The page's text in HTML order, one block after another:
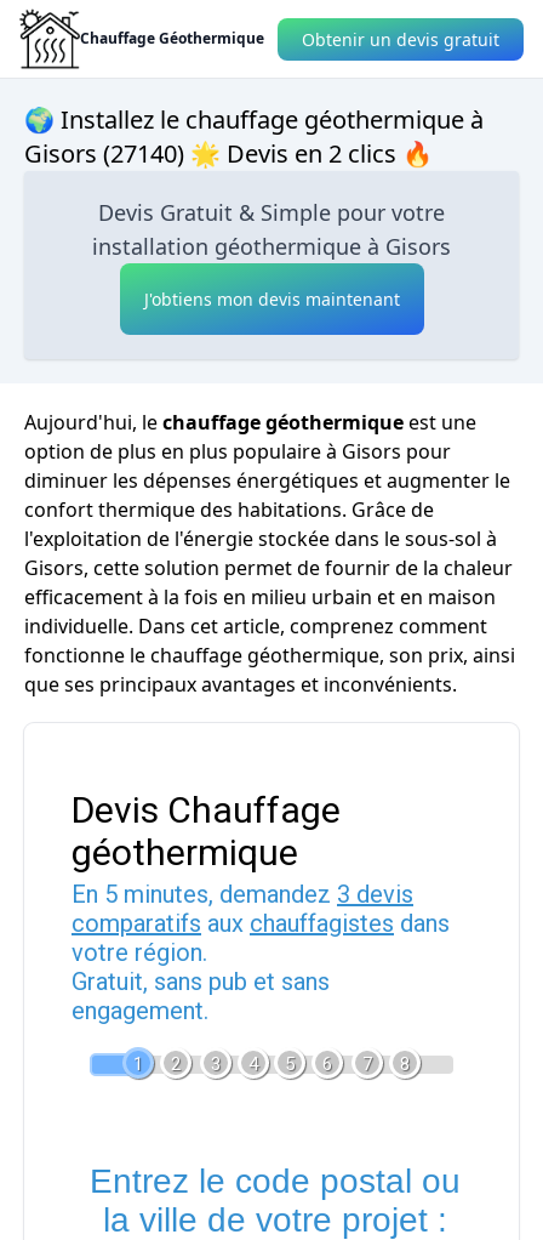
Chauffage Géothermique Obtenir un devis gratuit
🌍 Installez le chauffage géothermique à
Gisors (27140) 🌟 Devis en 2 clics 🔥
Devis Gratuit & Simple pour votre
installation géothermique à Gisors
J'obtiens mon devis maintenant
Aujourd'hui, lechauffage géothermiqueest une
option de plus en plus populaire à Gisors pour
diminuer les dépenses énergétiques et augmenter le
confort thermique des habitations. Grâce de
l'exploitation de l'énergie stockée dans le sous-sol à
Gisors, cette solution permet de fournir de la chaleur
efficacement à la fois en milieu urbain et en maison
individuelle. Dans cet article, comprenez comment
fonctionne le chauffage géothermique, son prix, ainsi
que ses principaux avantages et inconvénients.
Devis Chauffage
géothermique
En 5 minutes, demandez 3 devis
comparatifs aux chauffagistes dans
votre région.
Gratuit, sans pub et sans
engagement.
1 2 3 4 5 6 7 8
Entrez le code postal ou
la ville de votre projet :